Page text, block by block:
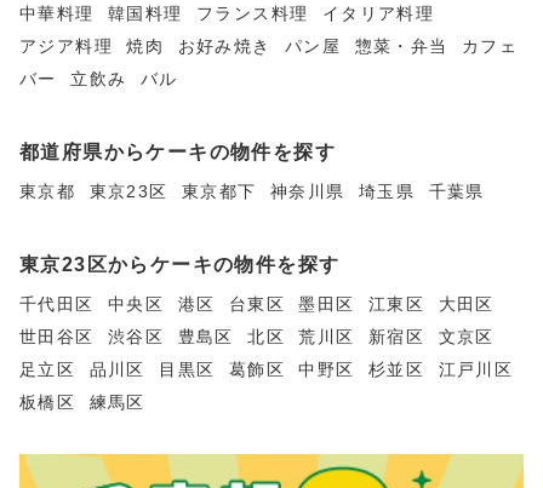
中華料理
韓国料理 フランス料理
イタリア料理
アジア料理
焼肉 お好み焼き パン屋 惣菜・弁当
カフェ
バー
立飲み バル
都道府県からケーキの物件を探す
東京都 東京23区 東京都下 神奈川県 埼玉県 千葉県
東京23区からケーキの物件を探す
千代田区 中央区 港区 台東区 墨田区 江東区
大田区
世田谷区
渋谷区 豊島区 北区 荒川区 新宿区
文京区
足立区
品川区 目黒区 葛飾区 中野区 杉並区
江戸川区
板橋区
練馬区